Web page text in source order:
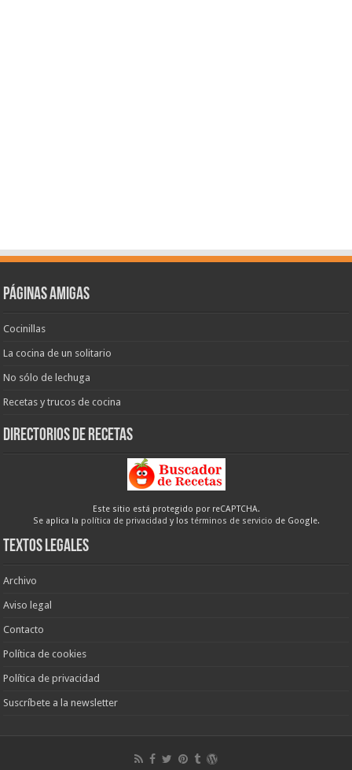
Páginas amigas
Cocinillas
La cocina de un solitario
No sólo de lechuga
Recetas y trucos de cocina
Directorios de recetas
Este sitio está protegido por reCAPTCHA.
Se aplica la política de privacidad y los términos de servicio de Google.
Textos legales
Archivo
Aviso legal
Contacto
Política de cookies
Política de privacidad
Suscríbete a la newsletter